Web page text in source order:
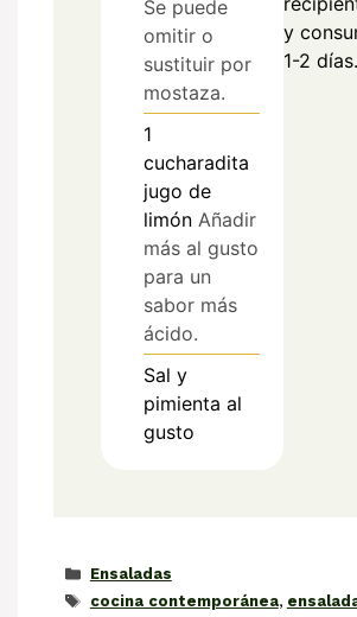
Se puede
omitir o
sustituir por
mostaza.
1
cucharadita
jugo de
limón Añadir
más al gusto
para un
sabor más
ácido.
Sal y
pimienta al
gusto
y
1-2 días.
Categorías
Ensaladas
Etiquetas
cocina contemporánea,